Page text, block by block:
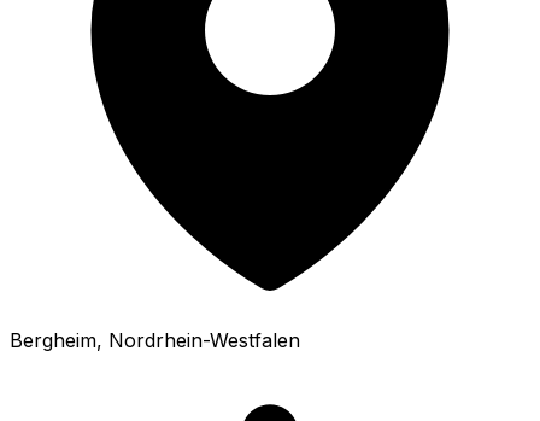
Bergheim, Nordrhein-Westfalen